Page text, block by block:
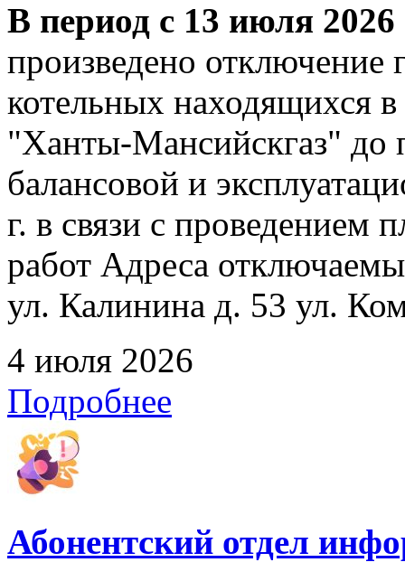
В период с 13 июля
произведено отключение
котельных находящихся
"Ханты-Мансийскгаз" до
балансовой и
г. в связи с проведением
работ Адреса
ул. Калинина д. 53 ул.
4 июля 2026
Подробнее
Абонентский отдел